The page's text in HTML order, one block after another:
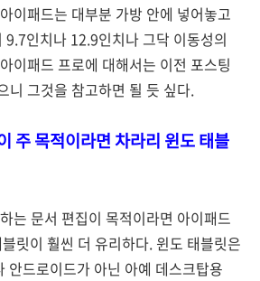
이패드는 대부분 가방 안에 넣어놓고
9.7인치나 12.9인치나 그닥 이동성의
이패드 프로에 대해서는 이전 포스팅
니 그것을 참고하면 될 듯 싶다.
주 목적이라면차라리 윈도 태블
는 문서 편집이 목적이라면 아이패드
릿이 훨씬 더 유리하다. 윈도 태블릿은
안드로이드가 아닌 아예 데스크탑용